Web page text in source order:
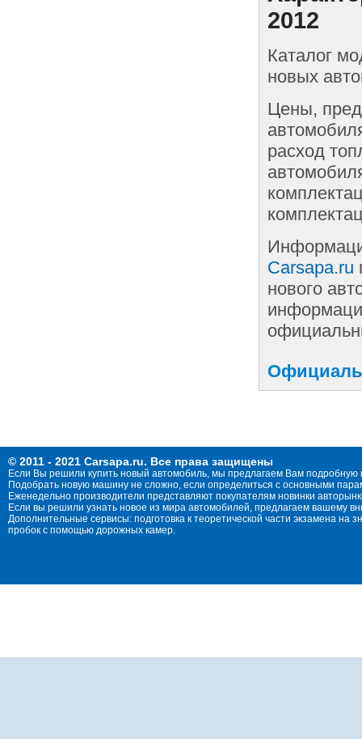
2012
Каталог
новых
Цены,
расход
Carsapa.ru
нового
© 2011 - 2021 Carsapa.ru. Все права защищены
Если Вы решили купить новый автомобиль, мы предлагаем Вам
Подобрать новую машину не сложно, если определиться с основными
Еженедельно производители представляют покупателям новинки
Если вы решили узнать новое из мира автомобилей, предлагаем вашему
Дополнительные сервисы: подготовка к теоретической части экзамена
пробок с помощью дорожных камер.